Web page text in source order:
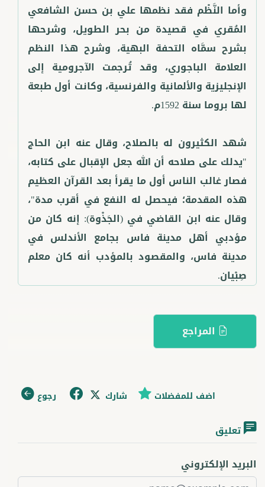
وأما النَّظْم فقد نظمها علي بن حسن الشافعي
المُقري في قصيدة من بحر الطويل، وشرحها
بشرح سمَّاه التحفة البهية، وشرح هذا النظم
العلامة الباجوري، وقد تُرجمت الآجرومية إلى
الإنجليزية والألمانية والفرنسية، وكانت أول طبعة
شهد الكثيرون له بالصلاح، وقال عنه ابن الحاج
"يدلك على صلاحه أن الله جعل الإقبال على كتابه،
فصار غالب الناس أول ما يقرأ بعد القرآن العظيم
هذه المقدمة؛ فيحصل له النفع في أقرب مدة"،
وقال عنه ابن القاضي في (الجَذْوة): إنه كان من
مؤدبي أهل مدينة فاس بجامع الأندلس في
مدينة فاس، والمقصود بالمؤدب أنه كان معلم
صِبْيان.
المراجع
رجوع شارك اضف للمفضلات
تعليق
البريد الإلكتروني